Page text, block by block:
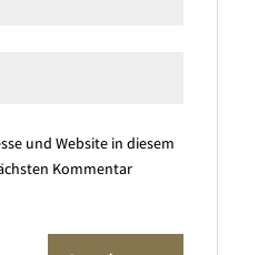
und Website in diesem
Kommentar